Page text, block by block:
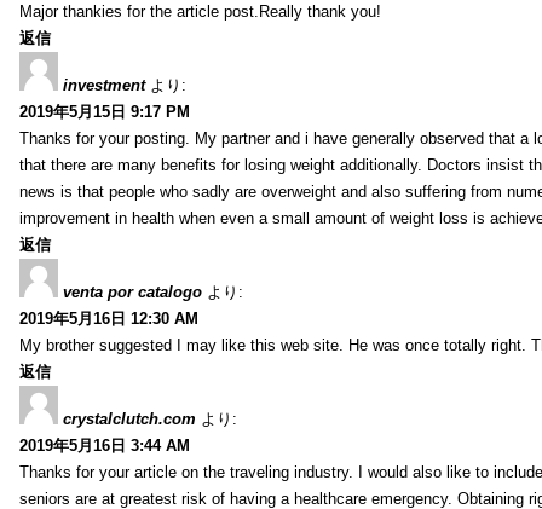
Major thankies for the article post.Really thank you!
返信
investment より:
2019年5月15日 9:17 PM
Thanks for your posting. My partner and i have generally observed that
that there are many benefits for losing weight additionally. Doctors insist
news is that people who sadly are overweight and also suffering from
improvement in health when even a small amount of weight loss is
返信
venta por catalogo より:
2019年5月16日 12:30 AM
My brother suggested I may like this web site. He was once totally right.
返信
crystalclutch.com より:
2019年5月16日 3:44 AM
Thanks for your article on the traveling industry. I would also like to
seniors are at greatest risk of having a healthcare emergency. Obtaining